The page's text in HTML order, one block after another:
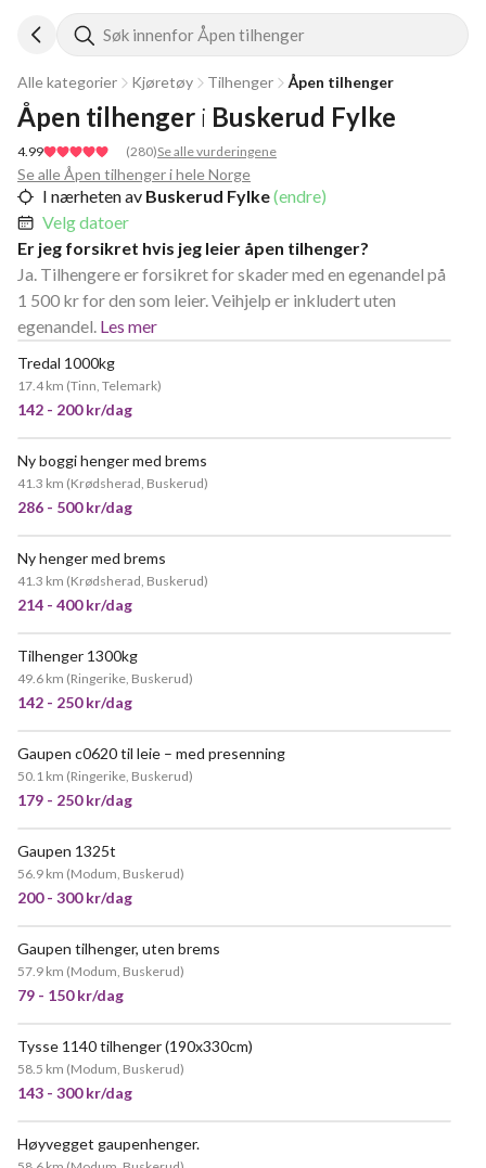
Søk innenfor Åpen tilhenger
Alle kategorier Kjøretøy Tilhenger Åpen tilhenger
4.99 (280)Se alle vurderingene
Åpen tilhenger i Buskerud Fylke
Se alle Åpen tilhenger i hele Norge
I nærheten av Buskerud Fylke(endre)
Velg datoer
Er jeg forsikret hvis jeg leier åpen tilhenger?
Ja. Tilhengere er forsikret for skader med en egenandel på
1 500 kr for den som leier. Veihjelp er inkludert uten
egenandel. Les mer
Tredal 1000kg
17.4 km (Tinn, Telemark)
142 - 200 kr/dag
Ny boggi henger med brems
41.3 km (Krødsherad, Buskerud)
286 - 500 kr/dag
Ny henger med brems
41.3 km (Krødsherad, Buskerud)
214 - 400 kr/dag
Tilhenger 1300kg
49.6 km (Ringerike, Buskerud)
142 - 250 kr/dag
Gaupen c0620 til leie – med presenning
50.1 km (Ringerike, Buskerud)
179 - 250 kr/dag
Gaupen 1325t
56.9 km (Modum, Buskerud)
200 - 300 kr/dag
Gaupen tilhenger, uten brems
57.9 km (Modum, Buskerud)
79 - 150 kr/dag
Tysse 1140 tilhenger (190x330cm)
58.5 km (Modum, Buskerud)
143 - 300 kr/dag
Høyvegget gaupenhenger.